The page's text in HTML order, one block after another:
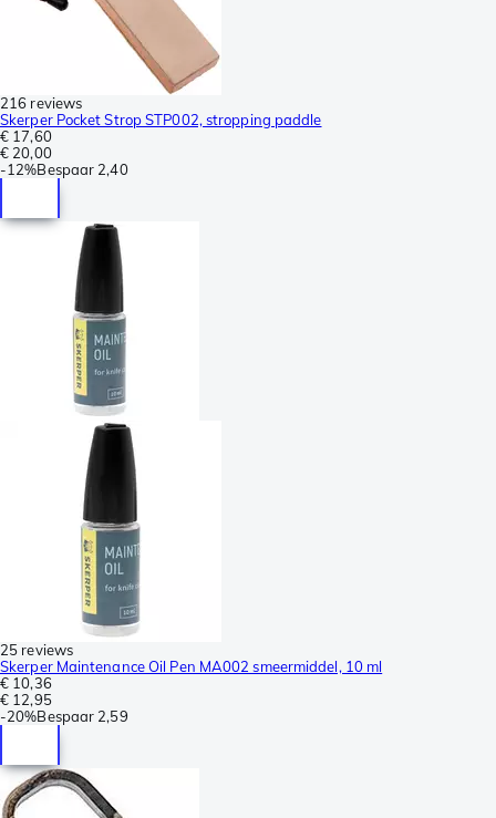
216 reviews
Skerper Pocket Strop STP002, stropping paddle
€ 17,60
€ 20,00
-12%Bespaar 2,40
25 reviews
Skerper Maintenance Oil Pen MA002 smeermiddel, 10 ml
€ 10,36
€ 12,95
-20%Bespaar 2,59